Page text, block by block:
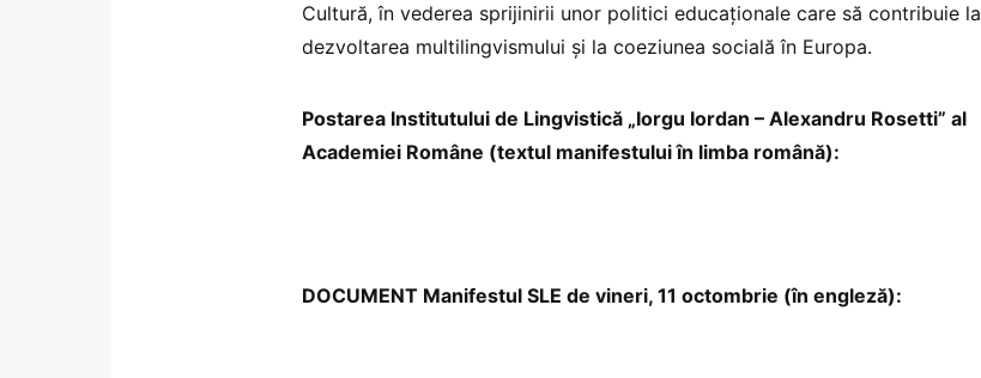
Cultură, în vederea sprijinirii unor politici educaționale care să contribuie la
dezvoltarea multilingvismului și la coeziunea socială în Europa.
Postarea Institutului de Lingvistică „Iorgu Iordan – Alexandru Rosetti” al
Academiei Române (textul manifestului în limba română):
DOCUMENT Manifestul SLE de vineri, 11 octombrie (în engleză):